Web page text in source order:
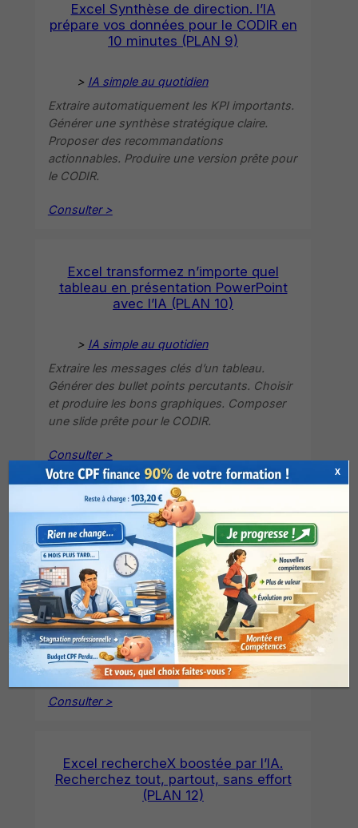
Excel Synthèse de direction. l’IA
prépare vos données pour le CODIR en
10 minutes (PLAN 9)
> IA simple au quotidien
Extraire automatiquement les KPI importants.
Générer une synthèse stratégique claire.
Proposer des recommandations
actionnables. Produire une version prête pour
le CODIR.
Consulter >
Excel transformez n’importe quel
tableau en présentation PowerPoint
avec l’IA (PLAN 10)
> IA simple au quotidien
Extraire les messages clés d’un tableau.
Générer des bullet points percutants. Choisir
et produire les bons graphiques. Composer
une slide prête pour le CODIR.
Consulter >
Excel détectez toutes les erreurs. L’IA
les trouve instantanément (PLAN 11)
>IA simple au quotidien
Scanner automatiquement un fichier pour
détecter erreurs. Corriger formules et
incohérences automatiquement. Vérifier la
cohérence globale du tableau. Créer un
système de contrôle durable.
Consulter >
Excel rechercheX boostée par l’IA.
Recherchez tout, partout, sans effort
(PLAN 12)
X